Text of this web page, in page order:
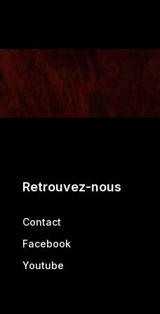
Retrouvez-nous
Contact
Facebook
Youtube